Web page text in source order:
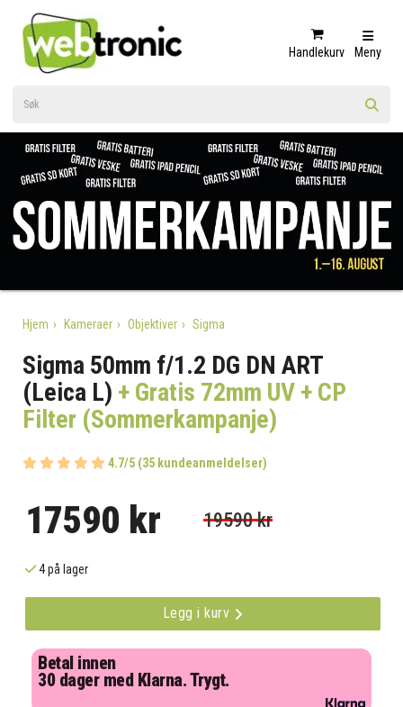
Handlekurv Meny
Hjem Kameraer Objektiver Sigma
Sigma 50mm f/1.2 DG DN ART
(Leica L) + Gratis 72mm UV + CP
Filter (Sommerkampanje)
4.7/5 (35 kundeanmeldelser)
17590 kr 19590 kr
4 på lager
Legg i kurv
Betal innen
30 dager med Klarna. Trygt.